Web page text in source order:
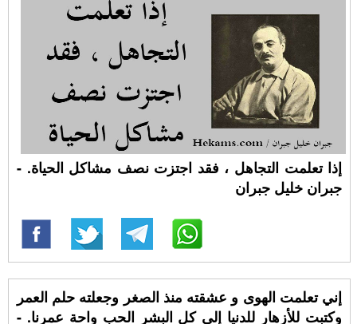
إذا تعلمت التجاهل ، فقد اجتزت نصف مشاكل الحياة. -
جبران خليل جبران
إني تعلمت الهوى و عشقته منذ الصغر وجعلته حلم العمر
وكتبت للأزهار للدنيا إلى كل البشر الحب واحة عمرنا. -